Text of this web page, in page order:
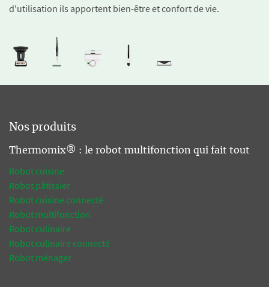
d'utilisation ils apportent bien-être et confort de vie.
Nos produits
Thermomix® : le robot multifonction qui fait tout
Robot cuisine
Robot pâtissier
Robot cuisine connecté
Robot multifonction
Robot culinaire
Robot culinaire connecté
Robot ménager